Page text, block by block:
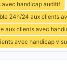
avec handicap auditif
24h/24 aux clients
aux clients avec
avec handicap